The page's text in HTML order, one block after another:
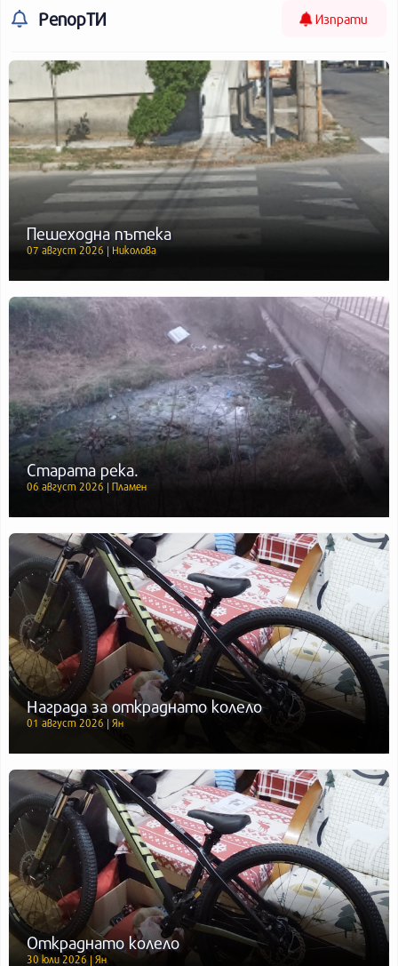
РепорТИ Изпрати
Пешеходна пътека
07 август 2026 | Николова
Старата река.
06 август 2026 | Пламен
Награда за откраднато колело
01 август 2026 | Ян
Откраднато колело
30 юли 2026 | Ян